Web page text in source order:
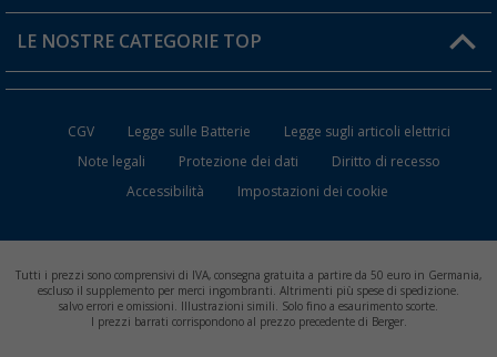
Carta fedeltà Berger
FAQ e Contatti
LE NOSTRE CATEGORIE TOP
Mobili per il Campeggio
Frigo Portatili
Climatizzatori per Camper
CGV Legge sulle Batterie
Legge sugli articoli elettrici
Note legali
Protezione dei dati
Diritto di recesso
Accessibilità
Impostazioni dei cookie
Tutti i prezzi sono comprensivi di IVA, consegna gratuita a partire da 50 euro in Germania,
escluso il supplemento per merci ingombranti. Altrimenti più spese di spedizione.
salvo errori e omissioni. Illustrazioni simili. Solo fino a esaurimento scorte.
I prezzi barrati corrispondono al prezzo precedente di Berger.